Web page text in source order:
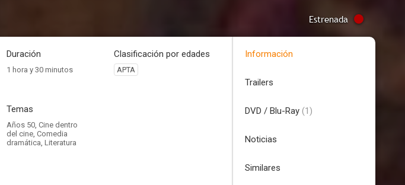
Estrenada
Duración
1 hora y 30 minutos
Clasificación por edades
APTA
Temas
Años 50, Cine dentro
del cine, Comedia
dramática, Literatura
Información
Trailers
DVD / Blu-Ray (1)
Noticias
Similares